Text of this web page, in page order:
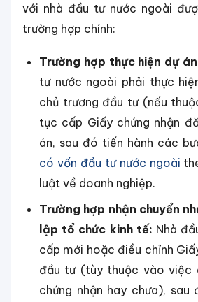
với nhà đầu tư nước ngoài
trường hợp chính:
Trường hợp thực hiện dự
tư nước ngoài phải thực
chủ trương đầu tư (nếu
tục cấp Giấy chứng nhận
án, sau đó tiến hành các
có vốn đầu tư nước ngoài
luật về doanh nghiệp.
Trường hợp nhận chuyển
lập tổ chức kinh tế: Nhà
cấp mới hoặc điều chỉnh
đầu tư (tùy thuộc vào việc
chứng nhận hay chưa),